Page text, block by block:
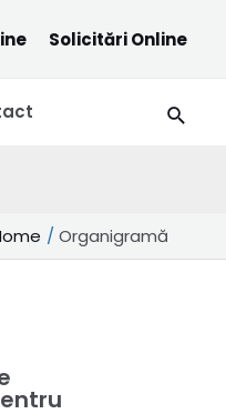
Solicitări Online
Organigramă